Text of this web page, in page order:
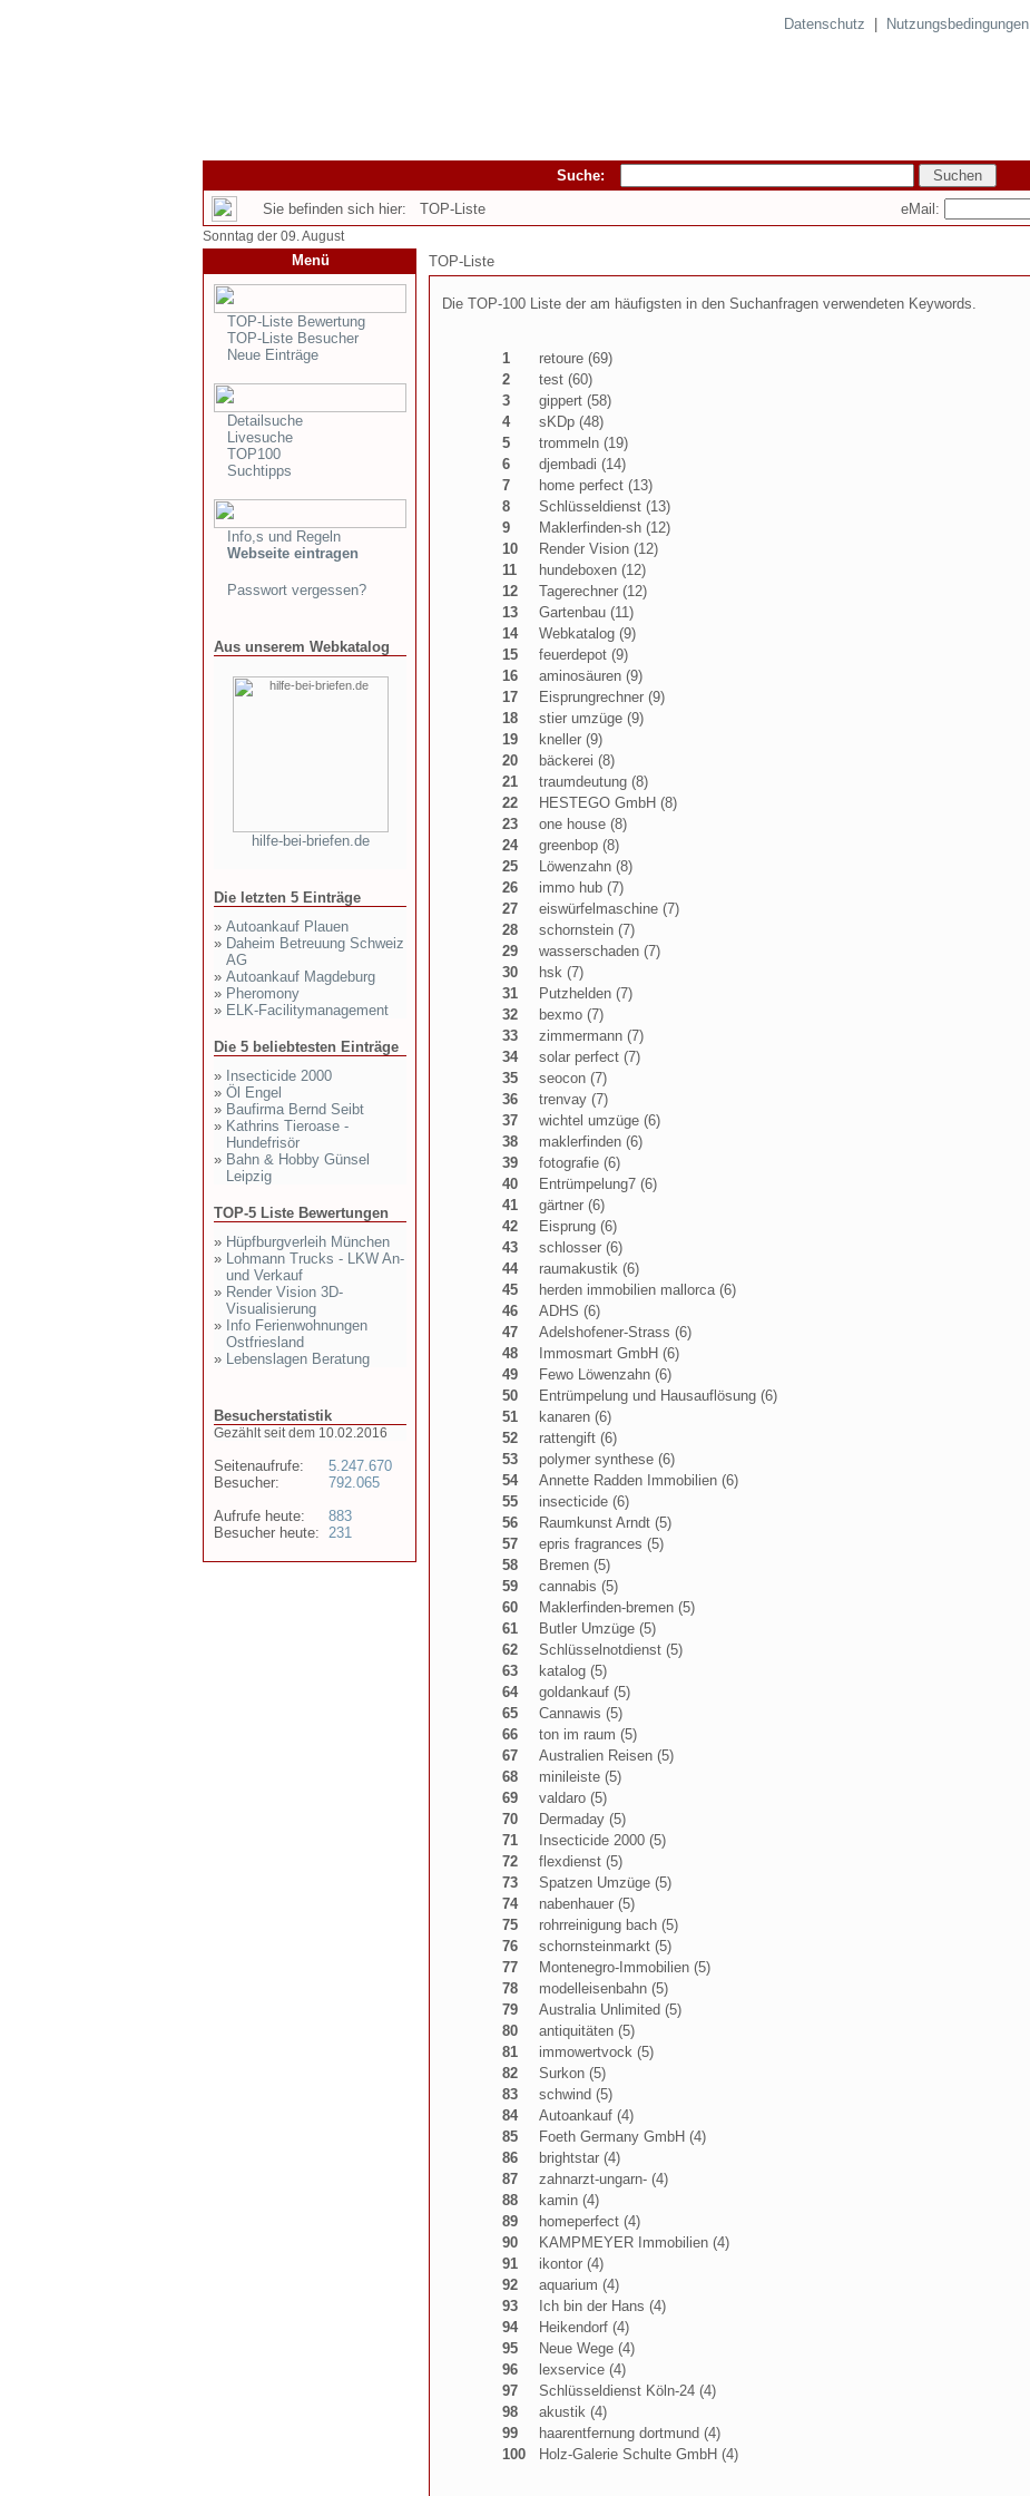
Datenschutz Nutzungsbedingungen
Suche:
Sie befinden sich hier: TOP-Liste
eMail:
Sonntag der 09. August
Menü
TOP-Liste Bewertung
TOP-Liste Besucher
Neue Einträge
Detailsuche
Livesuche
TOP100
Suchtipps
Info,s und Regeln
Webseite eintragen
Passwort vergessen?
Aus unserem Webkatalog
hilfe-bei-briefen.de
Die letzten 5 Einträge
» Autoankauf Plauen
» Daheim Betreuung Schweiz
AG
» Autoankauf Magdeburg
» Pheromony
» ELK-Facilitymanagement
Die 5 beliebtesten Einträge
» Insecticide 2000
» Öl Engel
» Baufirma Bernd Seibt
» Kathrins Tieroase -
Hundefrisör
» Bahn & Hobby Günsel
Leipzig
TOP-5 Liste Bewertungen
» Hüpfburgverleih München
» Lohmann Trucks - LKW An-
und Verkauf
» Render Vision 3D-
Visualisierung
» Info Ferienwohnungen
Ostfriesland
» Lebenslagen Beratung
Besucherstatistik
Gezählt seit dem 10.02.2016
Seitenaufrufe:
Besucher:
Aufrufe heute:
Besucher heute:
5.247.670
792.065
883
231
TOP-Liste
Die TOP-100 Liste der am häufigsten in den Suchanfragen verwendeten Keywords.
1
retoure (69)
2
test (60)
3
gippert (58)
4
sKDp (48)
5
trommeln (19)
6
djembadi (14)
7
home perfect (13)
8
Schlüsseldienst (13)
9
Maklerfinden-sh (12)
10
Render Vision (12)
11
hundeboxen (12)
12
Tagerechner (12)
13
Gartenbau (11)
14
Webkatalog (9)
15
feuerdepot (9)
16
aminosäuren (9)
17
Eisprungrechner (9)
18
stier umzüge (9)
19
kneller (9)
20
bäckerei (8)
21
traumdeutung (8)
22
HESTEGO GmbH (8)
23
one house (8)
24
greenbop (8)
25
Löwenzahn (8)
26
immo hub (7)
27
eiswürfelmaschine (7)
28
schornstein (7)
29
wasserschaden (7)
30
hsk (7)
31
Putzhelden (7)
32
bexmo (7)
33
zimmermann (7)
34
solar perfect (7)
35
seocon (7)
36
trenvay (7)
37
wichtel umzüge (6)
38
maklerfinden (6)
39
fotografie (6)
40
Entrümpelung7 (6)
41
gärtner (6)
42
Eisprung (6)
43
schlosser (6)
44
raumakustik (6)
45
herden immobilien mallorca (6)
46
ADHS (6)
47
Adelshofener-Strass (6)
48
Immosmart GmbH (6)
49
Fewo Löwenzahn (6)
50
Entrümpelung und Hausauflösung (6)
51
kanaren (6)
52
rattengift (6)
53
polymer synthese (6)
54
Annette Radden Immobilien (6)
55
insecticide (6)
56
Raumkunst Arndt (5)
57
epris fragrances (5)
58
Bremen (5)
59
cannabis (5)
60
Maklerfinden-bremen (5)
61
Butler Umzüge (5)
62
Schlüsselnotdienst (5)
63
katalog (5)
64
goldankauf (5)
65
Cannawis (5)
66
ton im raum (5)
67
Australien Reisen (5)
68
minileiste (5)
69
valdaro (5)
70
Dermaday (5)
71
Insecticide 2000 (5)
72
flexdienst (5)
73
Spatzen Umzüge (5)
74
nabenhauer (5)
75
rohrreinigung bach (5)
76
schornsteinmarkt (5)
77
Montenegro-Immobilien (5)
78
modelleisenbahn (5)
79
Australia Unlimited (5)
80
antiquitäten (5)
81
immowertvock (5)
82
Surkon (5)
83
schwind (5)
84
Autoankauf (4)
85
Foeth Germany GmbH (4)
86
brightstar (4)
87
zahnarzt-ungarn- (4)
88
kamin (4)
89
homeperfect (4)
90
KAMPMEYER Immobilien (4)
91
ikontor (4)
92
aquarium (4)
93
Ich bin der Hans (4)
94
Heikendorf (4)
95
Neue Wege (4)
96
lexservice (4)
97
Schlüsseldienst Köln-24 (4)
98
akustik (4)
99
haarentfernung dortmund (4)
100
Holz-Galerie Schulte GmbH (4)